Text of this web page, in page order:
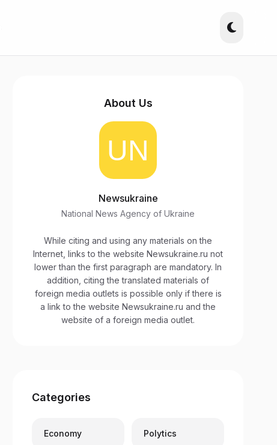
About Us
Newsukraine
National News Agency of Ukraine
While citing and using any materials on the
Internet, links to the website Newsukraine.ru not
lower than the first paragraph are mandatory. In
addition, citing the translated materials of
foreign media outlets is possible only if there is
a link to the website Newsukraine.ru and the
website of a foreign media outlet.
Categories
Economy Polytics